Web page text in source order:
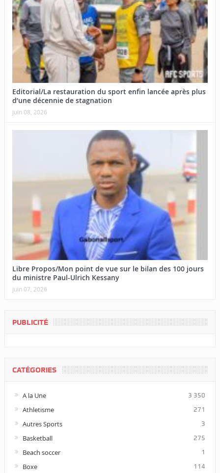
Editorial/La restauration du sport enfin lancée après plus
d’une décennie de stagnation
juin 08, 2026
Libre Propos/Mon point de vue sur le bilan des 100 jours
du ministre Paul-Ulrich Kessany
juin 07, 2026
PUBLICITÉ
CATÉGORIES
A la Une 3 350
Athletisme 271
Autres Sports 3
Basketball 275
Beach soccer 1
Boxe 114